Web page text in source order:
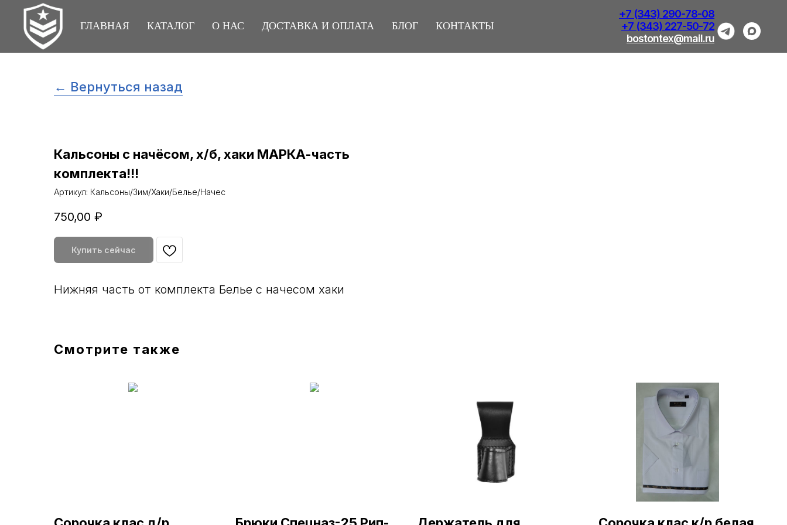
ГЛАВНАЯ КАТАЛОГ О НАС ДОСТАВКА И ОПЛАТА БЛОГ КОНТАКТЫ
+7 (343) 290-78-08
+7 (343) 227-50-72
bostontex@mail.ru
← Вернуться назад
Кальсоны с начёсом, х/б, хаки МАРКА-часть
комплекта!!!
Артикул: Кальсоны/Зим/Хаки/Белье/Начес
750,00 ₽
Купить сейчас
Нижняя часть от комплекта Белье с начесом хаки
Смотрите также